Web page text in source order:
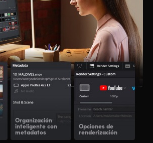
Organización
inteligente con
metadatos
Opciones de
renderización